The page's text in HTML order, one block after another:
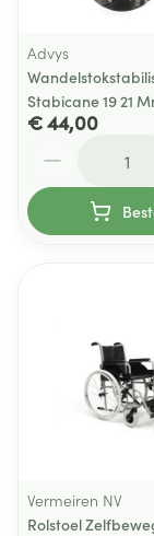
Advys
Stabicane 19 21
€ 44,00
Vermeiren NV
Rolstoel